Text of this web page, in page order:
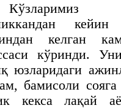
Кўзларимиз
келган
кўринди.
юзларидаги
бамисоли
кекса лақай